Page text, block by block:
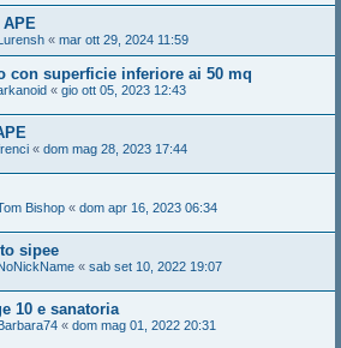
« mar ott 29, 2024 11:59
con superficie inferiore ai 50 mq
« gio ott 05, 2023 12:43
« dom mag 28, 2023 17:44
Bishop « dom apr 16, 2023 06:34
sipee
« sab set 10, 2022 19:07
10 e sanatoria
« dom mag 01, 2022 20:31